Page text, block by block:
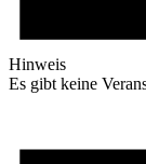
Hinweis
Es gibt keine